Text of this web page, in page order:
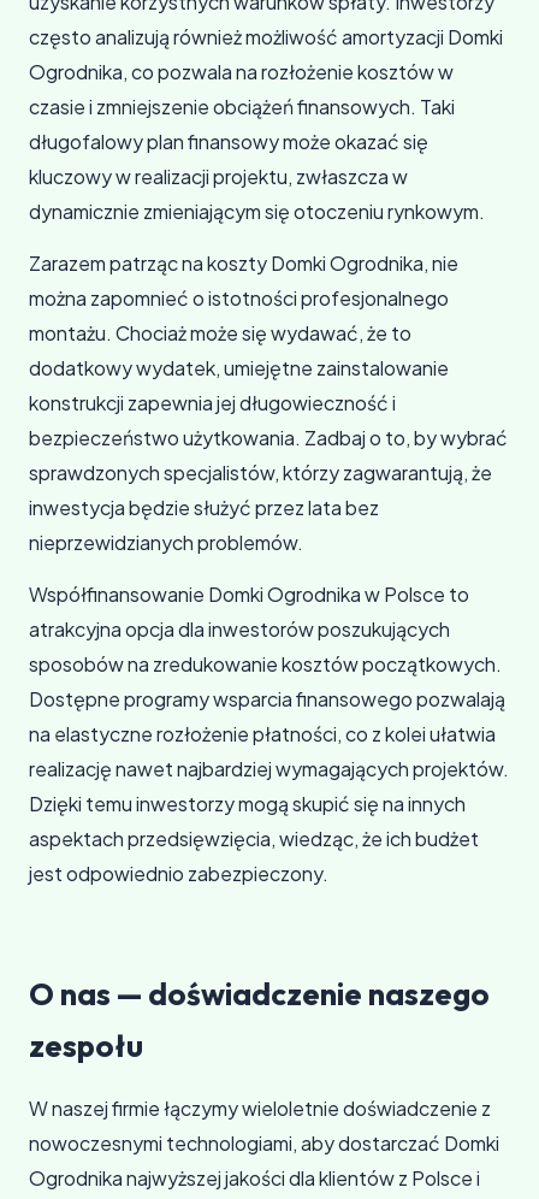
często analizują również możliwość amortyzacji Domki
Ogrodnika, co pozwala na rozłożenie kosztów w
czasie i zmniejszenie obciążeń finansowych. Taki
długofalowy plan finansowy może okazać się
kluczowy w realizacji projektu, zwłaszcza w
dynamicznie zmieniającym się otoczeniu rynkowym.
Zarazem patrząc na koszty Domki Ogrodnika, nie
można zapomnieć o istotności profesjonalnego
montażu. Chociaż może się wydawać, że to
dodatkowy wydatek, umiejętne zainstalowanie
konstrukcji zapewnia jej długowieczność i
bezpieczeństwo użytkowania. Zadbaj o to, by wybrać
sprawdzonych specjalistów, którzy zagwarantują, że
inwestycja będzie służyć przez lata bez
nieprzewidzianych problemów.
Współfinansowanie Domki Ogrodnika w Polsce to
atrakcyjna opcja dla inwestorów poszukujących
sposobów na zredukowanie kosztów początkowych.
Dostępne programy wsparcia finansowego pozwalają
na elastyczne rozłożenie płatności, co z kolei ułatwia
realizację nawet najbardziej wymagających projektów.
Dzięki temu inwestorzy mogą skupić się na innych
aspektach przedsięwzięcia, wiedząc, że ich budżet
jest odpowiednio zabezpieczony.
O nas — doświadczenie naszego
zespołu
W naszej firmie łączymy wieloletnie doświadczenie z
nowoczesnymi technologiami, aby dostarczać Domki
Ogrodnika najwyższej jakości dla klientów z Polsce i